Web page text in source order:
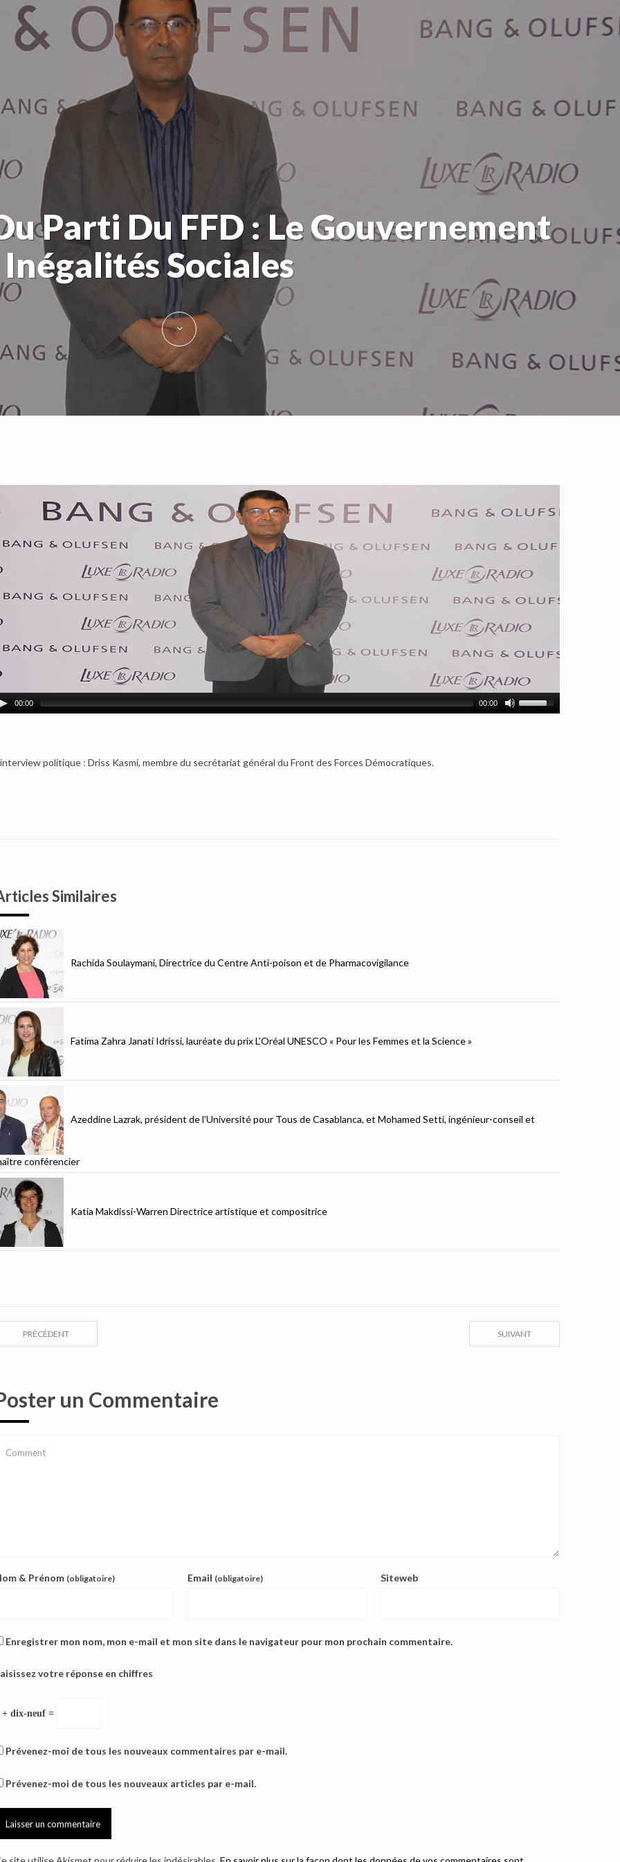
Parti Du FFD : Le Gouvernement
Sociales
00:00 00:00
politique : Driss Kasmi, membre du secrétariat général du Front des Forces Démocratiques.
Similaires
Rachida Soulaymani, Directrice du Centre Anti-poison et de Pharmacovigilance
Fatima Zahra Janati Idrissi, lauréate du prix L’Oréal UNESCO « Pour les Femmes et la Science »
Azeddine Lazrak, président de l’Université pour Tous de Casablanca, et Mohamed Setti, ingénieur-conseil et
conférencier
Katia Makdissi-Warren Directrice artistique et compositrice
SUIVANT
PRÉCÉDENT
un Commentaire
& Prénom (obligatoire) Email (obligatoire) Siteweb
Enregistrer mon nom, mon e-mail et mon site dans le navigateur pour mon prochain commentaire.
votre réponse en chiffres
+ dix-neuf =
Prévenez-moi de tous les nouveaux commentaires par e-mail.
Prévenez-moi de tous les nouveaux articles par e-mail.